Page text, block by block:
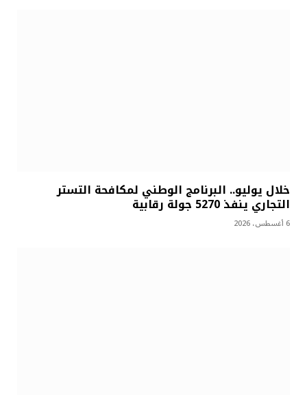
خلال يوليو.. البرنامج الوطني لمكافحة التستر
التجاري ينفذ 5270 جولة رقابية
6 أغسطس، 2026